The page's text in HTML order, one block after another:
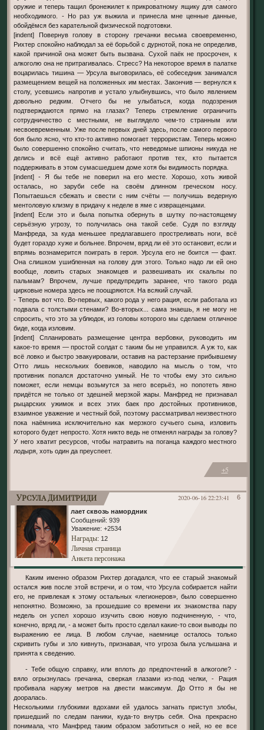
оружие и теперь тащил бронежилет к прикроватному ящику для самого
необходимого. - Но раз уж выжила и принесла мне ценные данные,
обойдёмся без карательной физической подготовки.
[indent] Повернув голову в сторону гречанки весьма своевременно,
Рихтер спокойно наблюдал за её борьбой с дурнотой, пока не определив,
какой причиной она может быть вызвана. Сухой паёк не просрочен, к
алкоголю она не притрагивалась. Стресс? На некоторое время в палатке
воцарилась тишина — Урсула выговорилась, её собеседник занимался
размещением вещей на положенных им местах. Закончив — вернулся к
столу, усевшись напротив и устало улыбнувшись, что было явлением
довольно редким. Отчего бы не улыбаться, когда подозрения
подтверждаются прямо на глазах? Теперь стремление ограничить
сотрудничество с местными, не выглядело чем-то странным или
несвоевременным. Уже после первых дней здесь, после самого первого
боя было ясно, что кто-то активно помогает террористам. Теперь можно
было совершенно спокойно считать, что неведомые шпионы никуда не
делись и всё ещё активно работают против тех, кто пытается
поддерживать в этом сумасшедшем доме хотя бы видимость порядка.
[indent] - Я бы тебе не поверил на его месте. Хорошо, хоть живой
осталась, но заруби себе на своём длинном греческом носу.
Попытаешься сбежать и свести с ним счёты — получишь ведерную
ментоловую клизму в придачу к неделе в яме с извращенцами.
[indent] Если это и была попытка обернуть в шутку по-настоящему
серьёзную угрозу, то получилась она такой себе. Судя по взгляду
Манфреда, за куда меньшее предлагавшего простреливать ноги, всё
будет гораздо хуже и больнее. Впрочем, вряд ли её это остановит, если и
впрямь вознамерится поиграть в героя. Урсула его не боится — факт.
Она слишком ушибленная на голову для этого. Только надо ли ей оно
вообще, ловить старых знакомцев и развешивать их скальпы по
пальмам? Впрочем, лучше предупредить заранее, что такого рода
цирковые номера здесь не поощряются. На всякий случай.
- Теперь вот что. Во-первых, какого рода у него рация, если работала из
подвала с толстыми стенами? Во-вторых... сама знаешь, я не могу не
спросить, что это за ублюдок, из головы которого мы сделаем отличное
биде, когда изловим.
[indent] Спланировать размещение центра вербовки, руководить им
какое-то время — простой солдат с таким бы не управился. А уж то, как
всё ловко и быстро эвакуировали, оставив на растерзание прибывшему
Отто лишь нескольких боевиков, наводило на мысль о том, что
противник попался достаточно умный. Не то чтобы ему это сильно
поможет, если немцы возьмутся за него всерьёз, но попотеть явно
придётся не только от здешней мерзкой жары. Манфред не признавал
рыцарских ужимок и всех этих баек про достойных противников,
взаимное уважение и честный бой, поэтому рассматривал неизвестного
пока наёмника исключительно как мерзкого сучьего сына, изловить
которого будет непросто. Хотя никто ведь не отменял награды за голову?
У него хватит ресурсов, чтобы натравить на поганца каждого местного
лодыря, хоть один да преуспеет.
+5
6
2020-06-16 22:23:41
Урсула Димитриди
лает сквозь намордник
Сообщений: 939
Уважение: +2534
Награды: 12
Личная страница
Анкета персонажа
Каким именно образом Рихтер догадался, что ее старый знакомый
остался жив после этой встречи, и о том, что Урсула собирается найти
его, не привлекая к этому остальных «легионеров», было совершенно
непонятно. Возможно, за прошедшие со времени их знакомства пару
недель он успел хорошо изучить свою новую подчиненную, - что,
конечно, вряд ли, - а может быть просто сделал какие-то свои выводы по
выражению ее лица. В любом случае, наемнице осталось только
скривить губы и зло кивнуть, признавая, что угроза была услышана и
принята к сведению.
- Тебе общую справку, или вплоть до предпочтений в алкоголе? -
вяло огрызнулась гречанка, сверкая глазами из-под челки, - Рация
пробивала наружу метров на двести максимум. До Отто я бы не
дооралась.
Несколькими глубокими вдохами ей удалось загнать приступ злобы,
пришедший по следам паники, куда-то внутрь себя. Она прекрасно
понимала, что Манфред таким образом заботиться о ней, но ее все